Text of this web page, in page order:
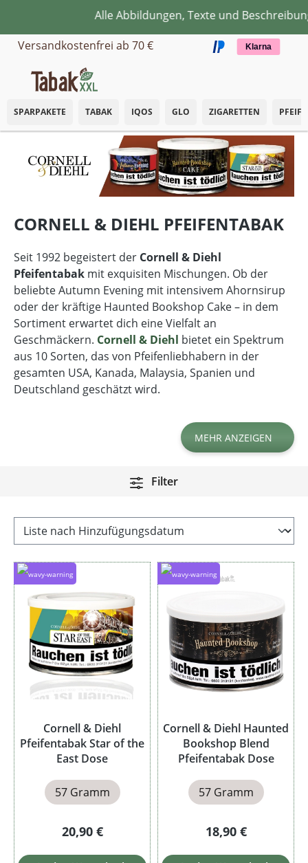
Zum Hauptinhalt springenAlle Abbildungen, Texte und
Versandkostenfrei ab 70 €
Klarna
SPARPAKETE TABAK IQOS GLO ZIGARETTEN
CORNELL & DIEHL PFEIFENTABAK
Seit 1992 begeistert der Cornell & Diehl
Pfeifentabak mit exquisiten Mischungen. Ob der
beliebte Autumn Evening mit intensivem Ahornsirup
oder der kräftige Haunted Bookshop Cake – in dem
Sortiment erwartet dich eine Vielfalt an
Geschmäckern. Cornell & Diehl bietet ein Spektrum
aus 10 Sorten, das von Pfeifenliebhabern in der
gesamten USA, Kanada, Malaysia, Spanien und
Deutschland geschätzt wird.
MEHR ANZEIGEN
Filter
Cornell & Diehl
Pfeifentabak Star of the
East Dose
57 Gramm
Regulärer Preis:
20,90 €
Cornell & Diehl Haunted
Bookshop Blend
Pfeifentabak Dose
57 Gramm
Regulärer Preis:
18,90 €